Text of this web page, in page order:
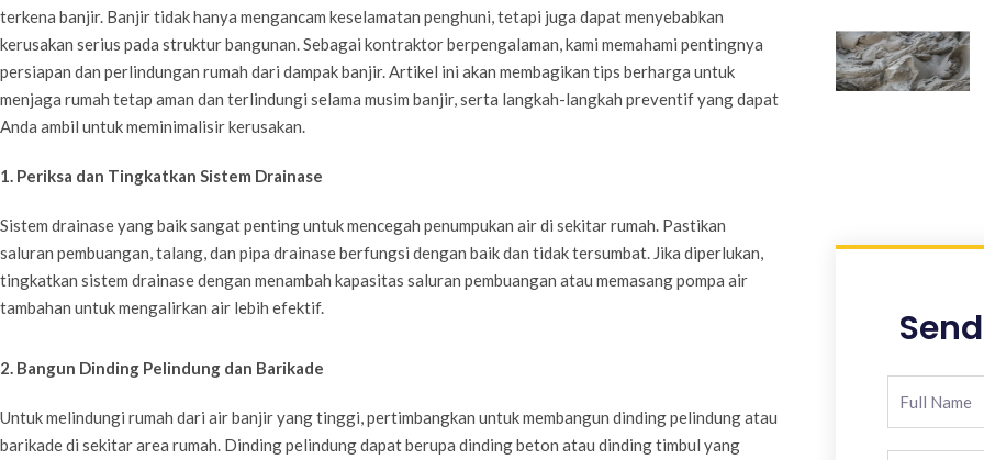
terkena banjir. Banjir tidak hanya mengancam keselamatan penghuni, tetapi juga dapat menyebabkan
kerusakan serius pada struktur bangunan. Sebagai kontraktor berpengalaman, kami memahami pentingnya
persiapan dan perlindungan rumah dari dampak banjir. Artikel ini akan membagikan tips berharga untuk
menjaga rumah tetap aman dan terlindungi selama musim banjir, serta langkah-langkah preventif yang dapat
Anda ambil untuk meminimalisir kerusakan.
1. Periksa dan Tingkatkan Sistem Drainase
Sistem drainase yang baik sangat penting untuk mencegah penumpukan air di sekitar rumah. Pastikan
saluran pembuangan, talang, dan pipa drainase berfungsi dengan baik dan tidak tersumbat. Jika diperlukan,
tingkatkan sistem drainase dengan menambah kapasitas saluran pembuangan atau memasang pompa air
tambahan untuk mengalirkan air lebih efektif.
2. Bangun Dinding Pelindung dan Barikade
Untuk melindungi rumah dari air banjir yang tinggi, pertimbangkan untuk membangun dinding pelindung atau
barikade di sekitar area rumah. Dinding pelindung dapat berupa dinding beton atau dinding timbul yang